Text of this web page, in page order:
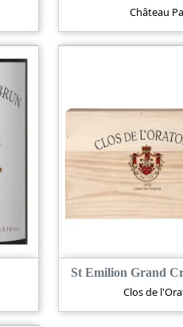
Château
St Emilion Grand
Clos de